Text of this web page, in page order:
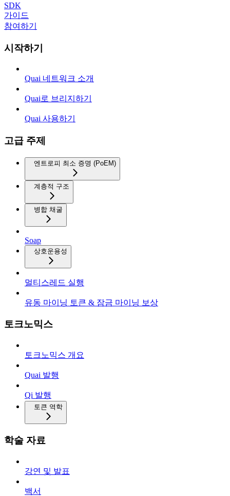
SDK
가이드
참여하기
시작하기
Quai 네트워크 소개
Quai로 브리지하기
Quai 사용하기
고급 주제
엔트로피 최소 증명 (PoEM)
계층적 구조
병합 채굴
Soap
상호운용성
멀티스레드 실행
유동 마이닝 토큰 & 잠금 마이닝 보상
토크노믹스
토크노믹스 개요
Quai 발행
Qi 발행
토큰 역학
학술 자료
강연 및 발표
백서